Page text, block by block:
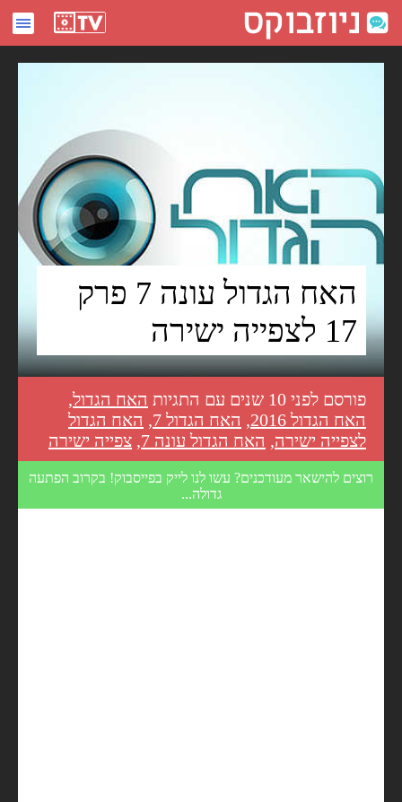
האח הגדול עונה 7 פרק 17 לצפייה ישירה - ניוזבוקס
האח הגדול עונה 7 פרק
17 לצפייה ישירה
פורסם לפני 10 שנים עם התגיות האח הגדול,
האח הגדול 2016
, האח הגדול 7 , האח הגדול
לצפייה ישירה, האח הגדול עונה 7 , צפייה ישירה
רוצים להישאר מעודכנים? עשו לנו לייק בפייסבוק! בקרוב הפתעה
גדולה...